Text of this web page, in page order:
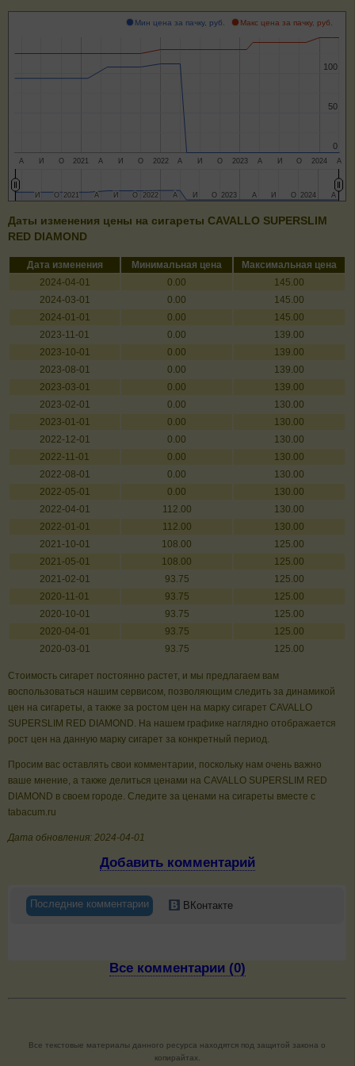
Мин цена за пачку, руб. Макс цена за пачку, руб.
2021 2022 2023 2024
А И О А И О А И О А И О А
0
0
50
50
100
100
2021
2021 2022
2022 2023
2023 2024
2024
ИИ О
О А
А ИИ О
О А
А ИИ О
О А
А ИИ О
О А
А
Даты изменения цены на сигареты CAVALLO SUPERSLIM
RED DIAMOND
Дата изменения Минимальная цена
Максимальная цена
2024-04-01
0.00
145.00
2024-03-01
0.00
145.00
2024-01-01
0.00
145.00
2023-11-01
0.00
139.00
2023-10-01
0.00
139.00
2023-08-01
0.00
139.00
2023-03-01
0.00
139.00
2023-02-01
0.00
130.00
2023-01-01
0.00
130.00
2022-12-01
0.00
130.00
2022-11-01
0.00
130.00
2022-08-01
0.00
130.00
2022-05-01
0.00
130.00
2022-04-01
112.00
130.00
2022-01-01
112.00
130.00
2021-10-01
108.00
125.00
2021-05-01
108.00
125.00
2021-02-01
93.75
125.00
2020-11-01
93.75
125.00
2020-10-01
93.75
125.00
2020-04-01
93.75
125.00
2020-03-01
93.75 125.00
Стоимость сигарет постоянно растет, и мы предлагаем вам
воспользоваться нашим сервисом, позволяющим следить за динамикой
цен на сигареты, а также за ростом цен на марку сигарет CAVALLO
SUPERSLIM RED DIAMOND. На нашем графике наглядно отображается
рост цен на данную марку сигарет за конкретный период.
Просим вас оставлять свои комментарии, поскольку нам очень важно
ваше мнение, а также делиться ценами на CAVALLO SUPERSLIM RED
DIAMOND в своем городе. Следите за ценами на сигареты вместе с
tabacum.ru
Дата обновления: 2024-04-01
Добавить комментарий
Последние комментарии ВКонтакте
Все комментарии (0)
Все текстовые материалы данного ресурса находятся под защитой закона о
копирайтах.